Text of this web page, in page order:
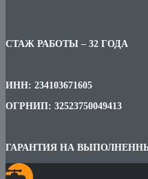
СТАЖ РАБОТЫ – 32 ГОДА
ИНН: 234103671605
ОГРНИП: 32523750049413
ГАРАНТИЯ НА